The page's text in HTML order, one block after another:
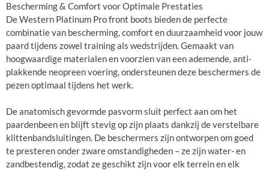
Bescherming & Comfort voor Optimale Prestaties
De Western Platinum Pro front boots bieden de perfecte
combinatie van bescherming, comfort en duurzaamheid voor jouw
paard tijdens zowel training als wedstrijden. Gemaakt van
hoogwaardige materialen en voorzien van een ademende, anti-
plakkende neopreen voering, ondersteunen deze beschermers de
pezen optimaal tijdens het werk.
De anatomisch gevormde pasvorm sluit perfect aan om het
paardenbeen en blijft stevig op zijn plaats dankzij de verstelbare
klittenbandsluitingen. De beschermers zijn ontworpen om goed
te presteren onder zware omstandigheden – ze zijn water- en
zandbestendig, zodat ze geschikt zijn voor elk terrein en elk